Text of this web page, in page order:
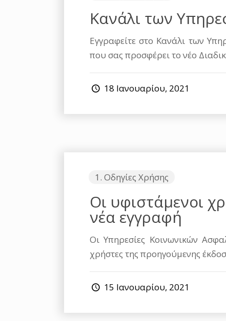
Κανάλι των
Εγγραφείτε στο Κανάλι των
που σας προσφέρει το νέο
18 Ιανουαρίου, 2021
1. Οδηγίες Χρήσης
Οι υφιστάμενοι
νέα εγγραφή
Οι Υπηρεσίες Κοινωνικών
χρήστες της προηγούμενης
15 Ιανουαρίου, 2021